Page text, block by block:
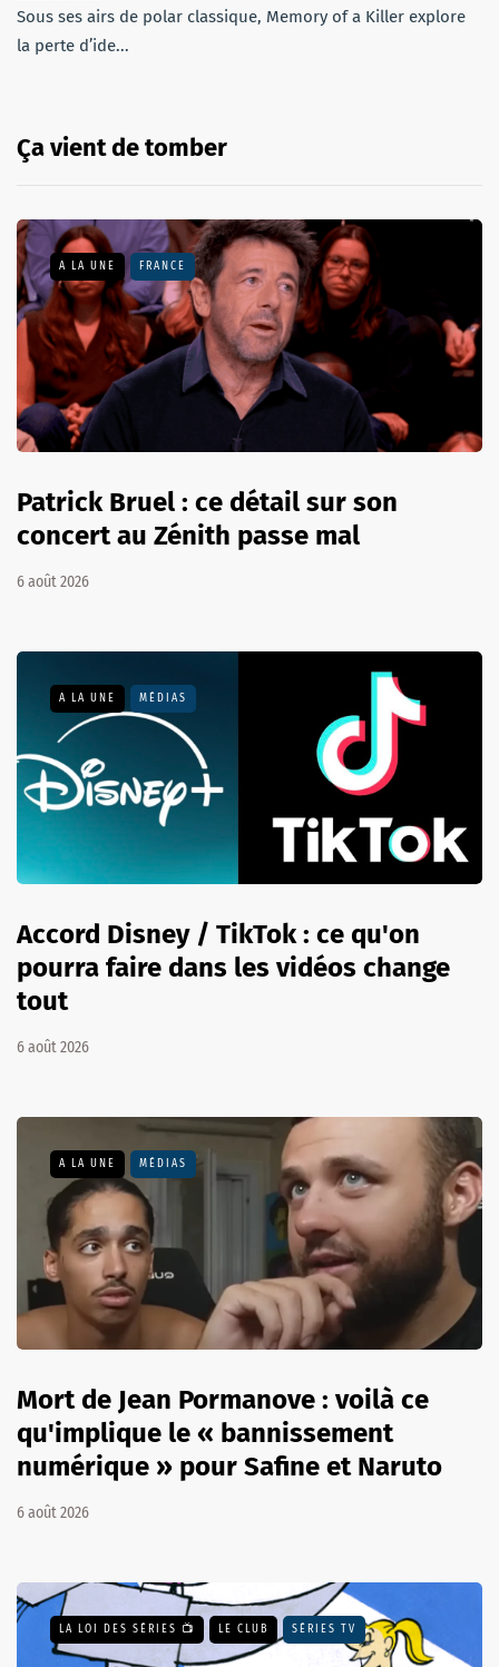
Sous ses airs de polar classique, Memory of a Killer explore
la perte d’ide...
Ça vient de tomber
A LA UNE FRANCE
Patrick Bruel : ce détail sur son
concert au Zénith passe mal
6 août 2026
A LA UNE MÉDIAS
Accord Disney / TikTok : ce qu'on
pourra faire dans les vidéos change
tout
6 août 2026
A LA UNE MÉDIAS
Mort de Jean Pormanove : voilà ce
qu'implique le « bannissement
numérique » pour Safine et Naruto
6 août 2026
LA LOI DES SÉRIES 📺 LE CLUB SÉRIES TV